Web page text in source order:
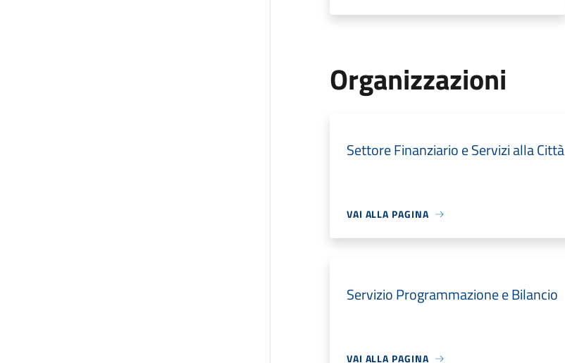
Organizzazioni
Settore Finanziario e Servizi alla Città
VAI ALLA PAGINA
Servizio Programmazione e Bilancio
VAI ALLA PAGINA